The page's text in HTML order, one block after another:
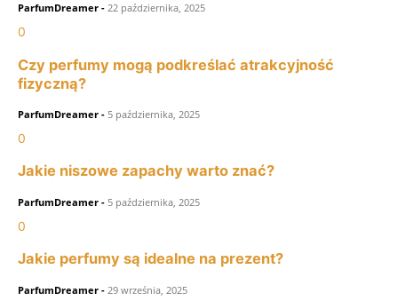
ParfumDreamer - 22 października, 2025
0
Czy perfumy mogą podkreślać atrakcyjność
fizyczną?
ParfumDreamer - 5 października, 2025
0
Jakie niszowe zapachy warto znać?
ParfumDreamer - 5 października, 2025
0
Jakie perfumy są idealne na prezent?
ParfumDreamer - 29 września, 2025